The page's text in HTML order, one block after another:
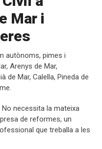
Mar i
autònoms, pimes i
Arenys de Mar,
de Mar, Calella, Pineda de
necessita la mateixa
de reformes, un
que treballa a les